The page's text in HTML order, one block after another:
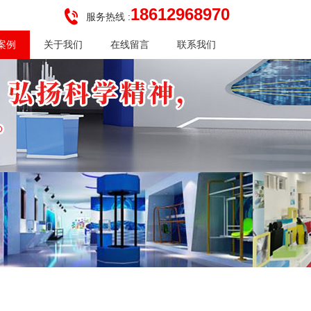
例 关于我们 在线留言 联系我们
服务热线 :18612968970